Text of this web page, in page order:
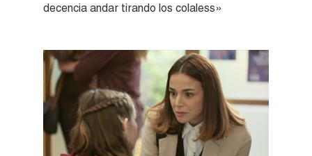
decencia andar tirando los colaless»